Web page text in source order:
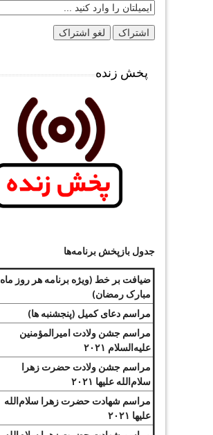
پخش زنده
جدول بازپخش برنامه‌ها
ضیافت بر خط (ویژه برنامه هر روز ماه
مبارک رمضان)
مراسم دعای کمیل (پنجشنبه ها)
مراسم جشن ولادت امیرالمؤمنین
علیه‌السلام ۲۰۲۱
مراسم جشن ولادت حضرت زهرا
سلام‌الله علیها ۲۰۲۱
مراسم شهادت حضرت زهرا سلام‌الله
علیها ۲۰۲۱